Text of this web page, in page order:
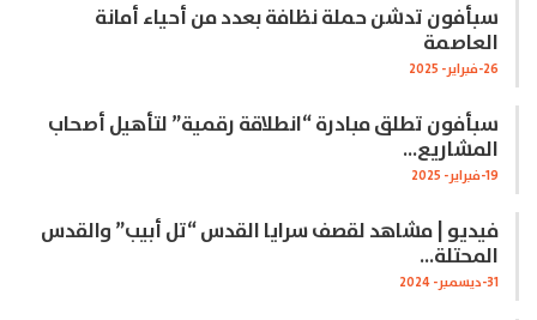
سبأفون تدشن حملة نظافة بعدد من أحياء أمانة
العاصمة
26-فبراير- 2025
سبأفون تطلق مبادرة “انطلاقة رقمية” لتأهيل أصحاب
المشاريع…
19-فبراير- 2025
فيديو | مشاهد لقصف سرايا القدس “تل أبيب” والقدس
المحتلة…
31-ديسمبر- 2024